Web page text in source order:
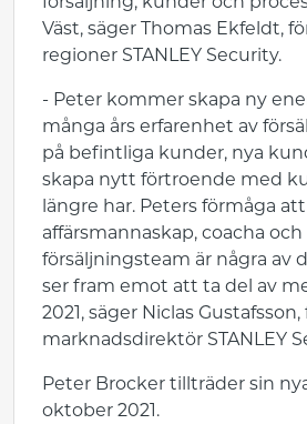
Väst, säger Thomas Ekfeldt,
regioner STANLEY Security.
- Peter kommer skapa ny
många års erfarenhet av
på befintliga kunder, nya
skapa nytt förtroende med
längre har. Peters förmåga
affärsmannaskap, coacha
försäljningsteam är några av
ser fram emot att ta del av
2021, säger Niclas
marknadsdirektör STANLEY
Peter Brocker tillträder sin
oktober 2021.